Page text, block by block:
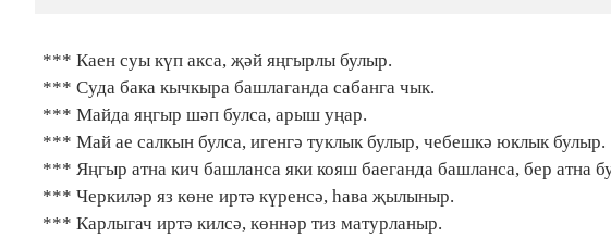
*** Каен суы күп акса, җәй яңгырлы булыр.
*** Суда бака кычкыра башлаганда сабанга чык.
*** Майда яңгыр шәп булса, арыш уңар.
*** Май ае салкын булса, игенгә туклык булыр, чебешкә юклык булыр.
*** Яңгыр атна кич башланса яки кояш баеганда башланса, бер атна
*** Черкиләр яз көне иртә күренсә, һава җылыныр.
*** Карлыгач иртә килсә, көннәр тиз матурланыр.